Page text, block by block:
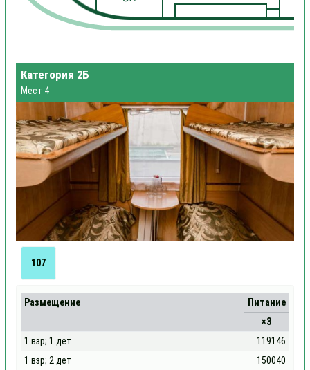
Категория 2Б
Мест 4
107
Размещение
Питание
×3
1 взр; 1 дет
119146
1 взр; 2 дет
150040